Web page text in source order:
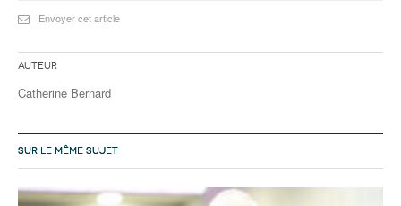
Envoyer cet article
Auteur
Catherine Bernard
SUR LE MÊME SUJET